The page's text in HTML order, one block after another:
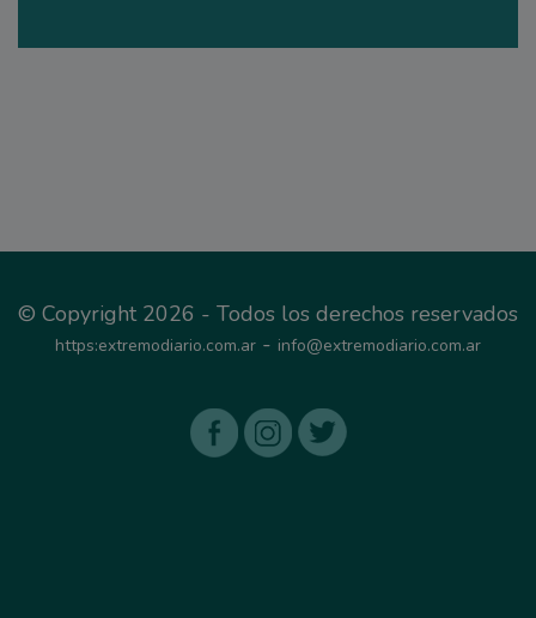
© Copyright 2026 - Todos los derechos reservados
https:extremodiario.com.ar - info@extremodiario.com.ar